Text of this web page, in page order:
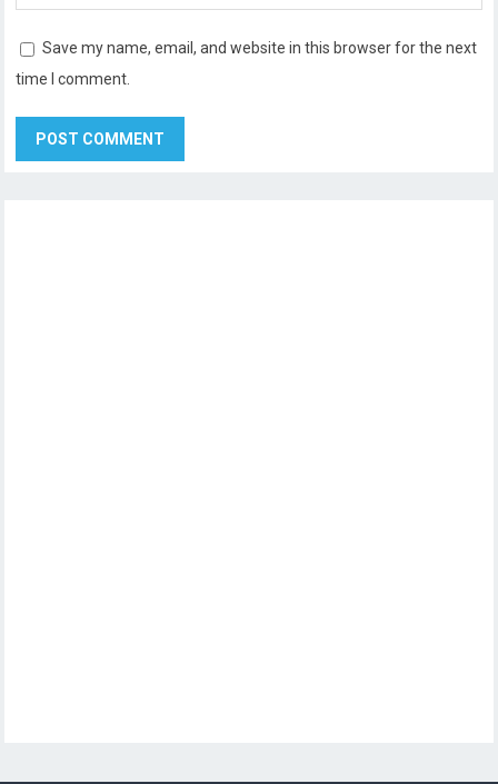
Save my name, email, and website in this browser for the next
time I comment.